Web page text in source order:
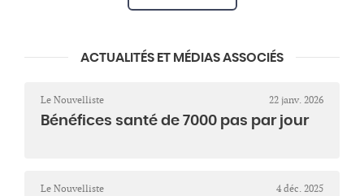
ACTUALITÉS ET MÉDIAS ASSOCIÉS
Le Nouvelliste 22 janv. 2026
Bénéfices santé de 7000 pas par jour
Le Nouvelliste 4 déc. 2025